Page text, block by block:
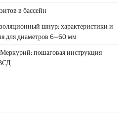
в бассейн
шнур: характеристики и
для диаметров 6–60 мм
пошаговая инструкция